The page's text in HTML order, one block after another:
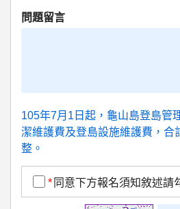
問題留言
105年7月1日起，龜山島登島管
潔維護費及登島設施維護費，合
整。
* 同意下方報名須知敘述請